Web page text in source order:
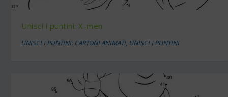
Unisci i puntini: X-men
UNISCI I PUNTINI: CARTONI ANIMATI, UNISCI I PUNTINI